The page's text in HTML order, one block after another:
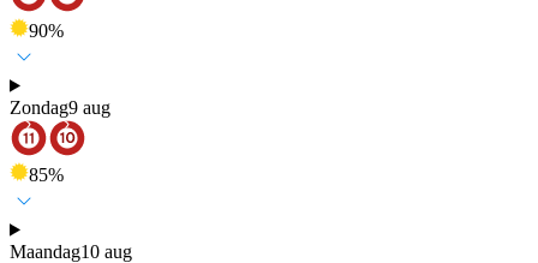
90%
Zondag9 aug
85%
Maandag10 aug